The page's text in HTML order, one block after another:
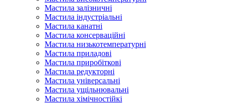
Мастила залізничні
Мастила індустріальні
Мастила канатні
Мастила консерваційні
Мастила низькотемпературні
Мастила приладові
Мастила приробіткові
Мастила редукторні
Мастила універсальні
Мастила ущільнювальні
Мастила хімічностійкі